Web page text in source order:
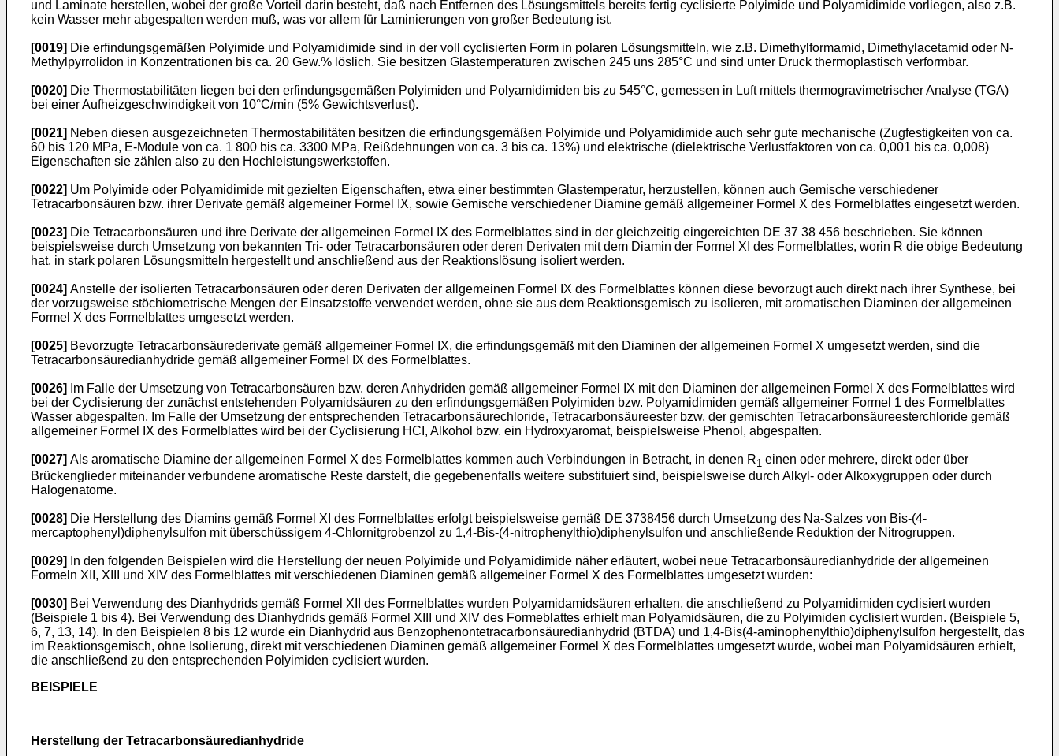
und Laminate herstellen, wobei der große Vorteil darin besteht, daß nach Entfernen des Lösungsmittels bereits fertig cyclisierte Polyimide und Polyamidimide vorliegen, also z.B.
kein Wasser mehr abgespalten werden muß, was vor allem für Laminierungen von großer Bedeutung ist.
[0019] Die erfindungsgemäßen Polyimide und Polyamidimide sind in der voll cyclisierten Form in polaren Lösungsmitteln, wie z.B. Dimethylformamid, Dimethylacetamid oder N-
Methylpyrrolidon in Konzentrationen bis ca. 20 Gew.% löslich. Sie besitzen Glastemperaturen zwischen 245 uns 285°C und sind unter Druck thermoplastisch verformbar.
[0020] Die Thermostabilitäten liegen bei den erfindungsgemäßen Polyimiden und Polyamidimiden bis zu 545°C, gemessen in Luft mittels thermogravimetrischer Analyse (TGA)
bei einer Aufheizgeschwindigkeit von 10°C/min (5% Gewichtsverlust).
[0021] Neben diesen ausgezeichneten Thermostabilitäten besitzen die erfindungsgemäßen Polyimide und Polyamidimide auch sehr gute mechanische (Zugfestigkeiten von ca.
60 bis 120 MPa, E-Module von ca. 1 800 bis ca. 3300 MPa, Reißdehnungen von ca. 3 bis ca. 13%) und elektrische (dielektrische Verlustfaktoren von ca. 0,001 bis ca. 0,008)
Eigenschaften sie zählen also zu den Hochleistungswerkstoffen.
[0022] Um Polyimide oder Polyamidimide mit gezielten Eigenschaften, etwa einer bestimmten Glastemperatur, herzustellen, können auch Gemische verschiedener
Tetracarbonsäuren bzw. ihrer Derivate gemäß algemeiner Formel IX, sowie Gemische verschiedener Diamine gemäß allgemeiner Formel X des Formelblattes eingesetzt werden.
[0023] Die Tetracarbonsäuren und ihre Derivate der allgemeinen Formel IX des Formelblattes sind in der gleichzeitig eingereichten DE 37 38 456 beschrieben. Sie können
beispielsweise durch Umsetzung von bekannten Tri- oder Tetracarbonsäuren oder deren Derivaten mit dem Diamin der Formel XI des Formelblattes, worin R die obige Bedeutung
hat, in stark polaren Lösungsmitteln hergestellt und anschließend aus der Reaktionslösung isoliert werden.
[0024] Anstelle der isolierten Tetracarbonsäuren oder deren Derivaten der allgemeinen Formel IX des Formelblattes können diese bevorzugt auch direkt nach ihrer Synthese, bei
der vorzugsweise stöchiometrische Mengen der Einsatzstoffe verwendet werden, ohne sie aus dem Reaktionsgemisch zu isolieren, mit aromatischen Diaminen der allgemeinen
Formel X des Formelblattes umgesetzt werden.
[0025] Bevorzugte Tetracarbonsäurederivate gemäß allgemeiner Formel IX, die erfindungsgemäß mit den Diaminen der allgemeinen Formel X umgesetzt werden, sind die
Tetracarbonsäuredianhydride gemäß allgemeiner Formel IX des Formelblattes.
[0026]
Im Falle der Umsetzung von Tetracarbonsäuren bzw. deren Anhydriden gemäß allgemeiner Formel IX mit den Diaminen der allgemeinen Formel X des Formelblattes wird
bei der Cyclisierung der zunächst entstehenden Polyamidsäuren zu den erfindungsgemäßen Polyimiden bzw. Polyamidimiden gemäß allgemeiner Formel 1 des Formelblattes
Wasser abgespalten. Im Falle der Umsetzung der entsprechenden Tetracarbonsäurechloride, Tetracarbonsäureester bzw. der gemischten Tetracarbonsäureesterchloride gemäß
allgemeiner Formel IX des Formelblattes wird bei der Cyclisierung HCI, Alkohol bzw. ein Hydroxyaromat, beispielsweise Phenol, abgespalten.
[0027] Als aromatische Diamine der allgemeinen Formel X des Formelblattes kommen auch Verbindungen in Betracht, in denen R1 einen oder mehrere, direkt oder über
Brückenglieder miteinander verbundene aromatische Reste darstelt, die gegebenenfalls weitere substituiert sind, beispielsweise durch Alkyl- oder Alkoxygruppen oder durch
Halogenatome.
[0028] Die Herstellung des Diamins gemäß Formel XI des Formelblattes erfolgt beispielsweise gemäß DE 3738456 durch Umsetzung des Na-Salzes von Bis-(4-
mercaptophenyl)diphenylsulfon mit überschüssigem 4-Chlornitgrobenzol zu 1,4-Bis-(4-nitrophenylthio)diphenylsulfon und anschließende Reduktion der Nitrogruppen.
[0029]
In den folgenden Beispielen wird die Herstellung der neuen Polyimide und Polyamidimide näher erläutert, wobei neue Tetracarbonsäuredianhydride der allgemeinen
Formeln XII, XIII und XIV des Formelblattes mit verschiedenen Diaminen gemäß allgemeiner Formel X des Formelblattes umgesetzt wurden:
[0030] Bei Verwendung des Dianhydrids gemäß Formel XII des Formelblattes wurden Polyamidamidsäuren erhalten, die anschließend zu Polyamidimiden cyclisiert wurden
(Beispiele 1 bis 4). Bei Verwendung des Dianhydrids gemäß Formel XIII und XIV des Formeblattes erhielt man Polyamidsäuren, die zu Polyimiden cyclisiert wurden. (Beispiele 5,
6, 7, 13, 14). In den Beispielen 8 bis 12 wurde ein Dianhydrid aus Benzophenontetracarbonsäuredianhydrid (BTDA) und 1,4-Bis(4-aminophenylthio)diphenylsulfon hergestellt, das
im Reaktionsgemisch, ohne Isolierung, direkt mit verschiedenen Diaminen gemäß allgemeiner Formel X des Formelblattes umgesetzt wurde, wobei man Polyamidsäuren erhielt,
die anschließend zu den entsprechenden Polyimiden cyclisiert wurden.
BEISPIELE
Herstellung der Tetracarbonsäuredianhydride